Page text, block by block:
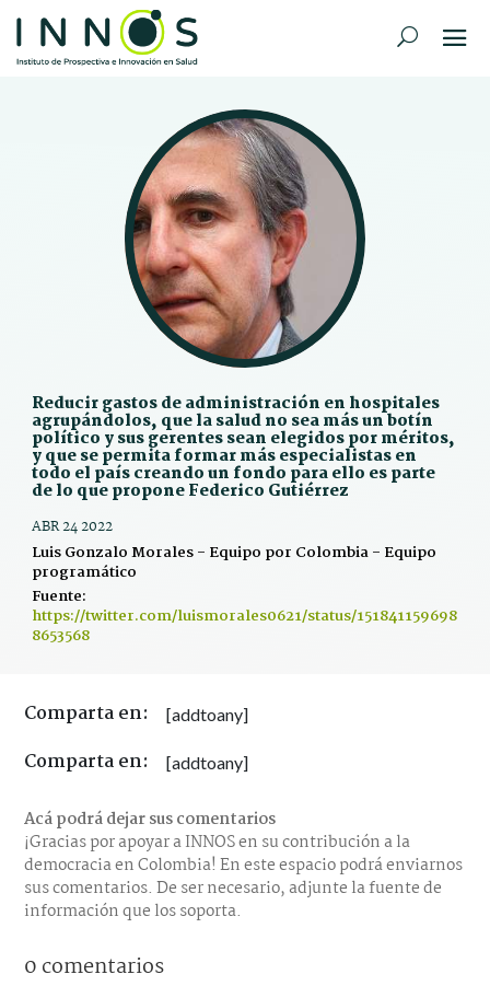
Reducir gastos de administración en hospitales
agrupándolos, que la salud no sea más un botín
político y sus gerentes sean elegidos por méritos,
y que se permita formar más especialistas en
todo el país creando un fondo para ello es parte
de lo que propone Federico Gutiérrez
ABR 24 2022
Luis Gonzalo Morales - Equipo por Colombia - Equipo
programático
Fuente:
https://twitter.com/luismorales0621/status/151841159698
8653568
Comparta en: [addtoany]
Comparta en: [addtoany]
Acá podrá dejar sus comentarios
¡Gracias por apoyar a INNOS en su contribución a la
democracia en Colombia! En este espacio podrá enviarnos
sus comentarios. De ser necesario, adjunte la fuente de
información que los soporta.
0 comentarios